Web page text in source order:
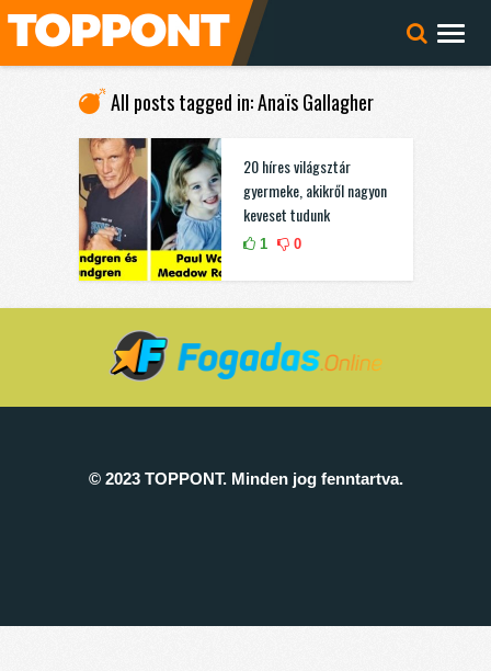
All posts tagged in: Anaïs Gallagher
20 híres világsztár
gyermeke, akikről nagyon
keveset tudunk
1 0
© 2023 TOPPONT. Minden jog fenntartva.